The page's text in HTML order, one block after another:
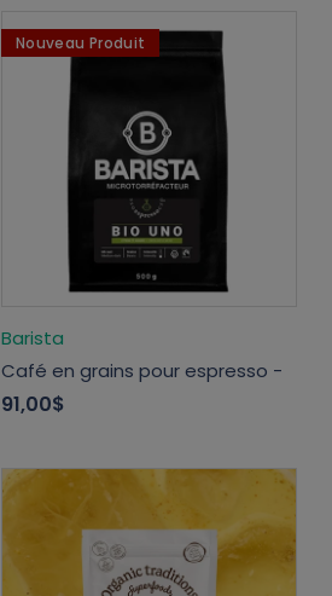
Nouveau Produit
Barista
Café en grains pour espresso -
91,00$